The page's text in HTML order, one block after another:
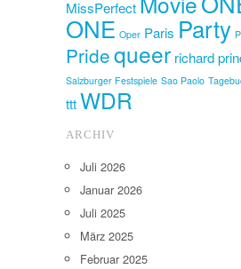
MissPerfect
ONE Oper Paris Party
Pridequeer richard
Salzburger Festspiele Sao Paolo
tttWDR
ARCHIV
Juli 2026
Januar 2026
Juli 2025
März 2025
Februar 2025